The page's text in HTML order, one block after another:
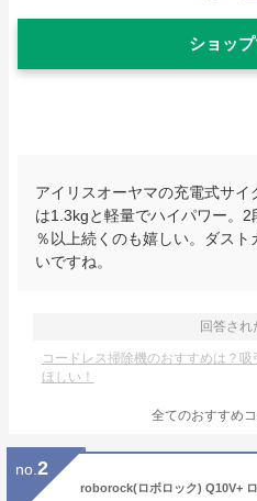
ショッ
アイリスオーヤマの充電式サ
は1.3kgと軽量でハイパワー。
％以上続くのも嬉しい。ダス
いですね。
回答され
コードレス掃除機のおすすめは？
ほしい！
全てのおすすめ
no. 2